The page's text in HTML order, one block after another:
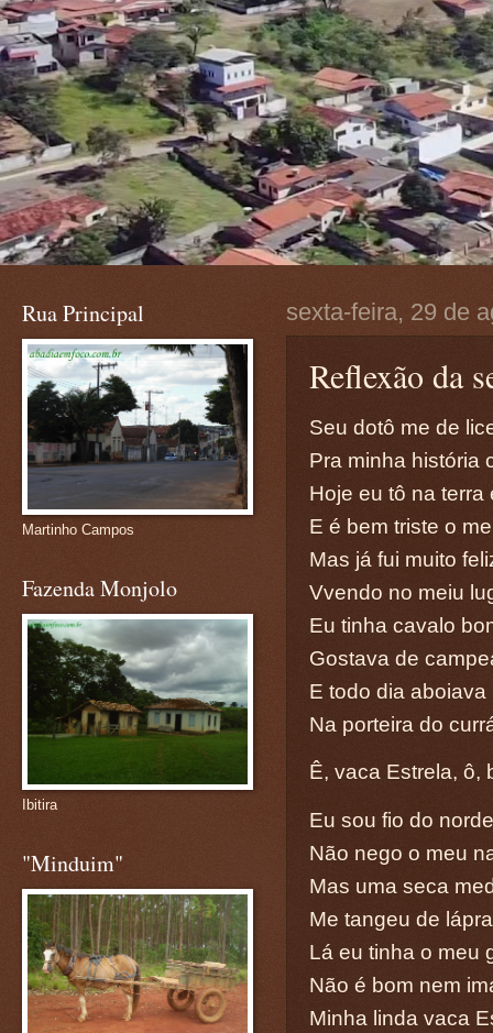
sexta-feira, 29 de
Reflexão da
Seu dotô me de
Pra minha história
Hoje eu tô na terra
E é bem triste o
Mas já fui muito
Vvendo no meiu
Eu tinha cavalo
Gostava de
E todo dia aboiava
Na porteira do
Ê, vaca Estrela, ô,
Eu sou fio do
Não nego o meu
Mas uma seca
Me tangeu de
Lá eu tinha o meu
Não é bom nem
Minha linda vaca
Rua Principal
Martinho Campos
Fazenda Monjolo
Ibitira
"Minduim"